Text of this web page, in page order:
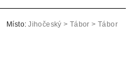
Místo: Jihočeský > Tábor > Tábor